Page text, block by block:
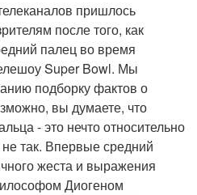
пришлось
после того, как
палец во время
Super Bowl. Мы
подборку фактов о
вы думаете, что
- это нечто относительно
так. Впервые средний
жеста и выражения
Диогеном